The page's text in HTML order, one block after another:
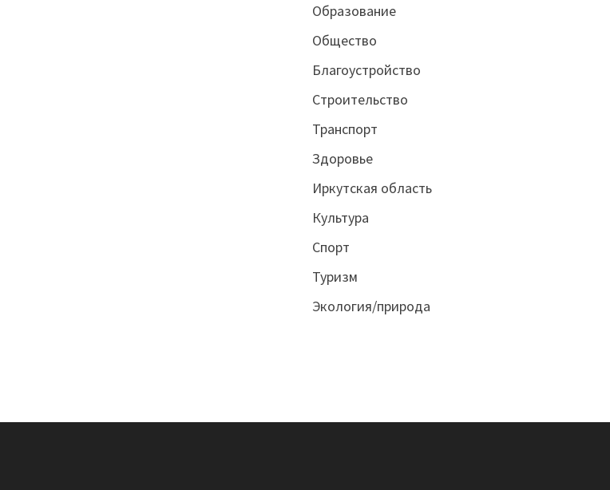
Образование
Общество
Благоустройство
Строительство
Транспорт
Здоровье
Иркутская область
Культура
Спорт
Туризм
Экология/природа